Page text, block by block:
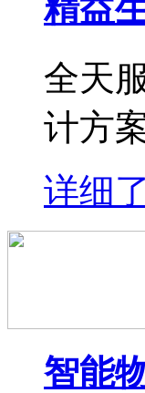
精益
全天
计方
详细
智能